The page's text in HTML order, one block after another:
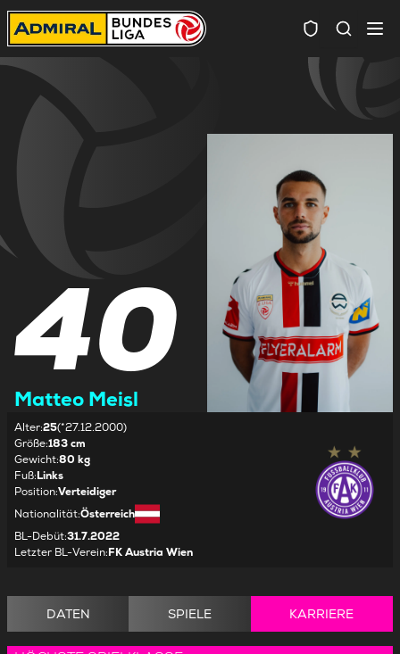
40
Matteo Meisl
Alter:25(*27.12.2000)
Größe:183 cm
Gewicht:80 kg
Fuß:Links
Position:Verteidiger
Nationalität:Österreich
BL-Debüt:31.7.2022
Letzter BL-Verein:FK Austria Wien
DATEN SPIELE KARRIERE